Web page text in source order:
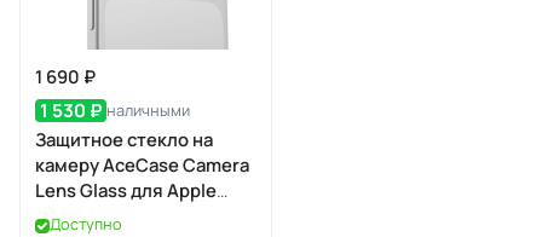
1 690 ₽
1 530 ₽ наличными
Защитное стекло на
камеру AceCase Camera
Lens Glass для Apple
iPhone 17 Pro / 17 Pro Max
Доступно